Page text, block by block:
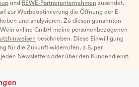
und REWE-Partnerunternehmen zusendet.
zur Werbeoptimierung die Öffnung der E-
und analysieren. Zu diesen genannten
online GmbH meine personenbezogenen
beschrieben. Diese Einwilligung
für die Zukunft widerrufen, z.B. per
Newsletters oder über den Kundendienst.